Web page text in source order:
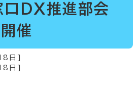
口DX推進部会
催
日
日